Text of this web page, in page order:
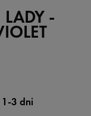
-
1-3 dni